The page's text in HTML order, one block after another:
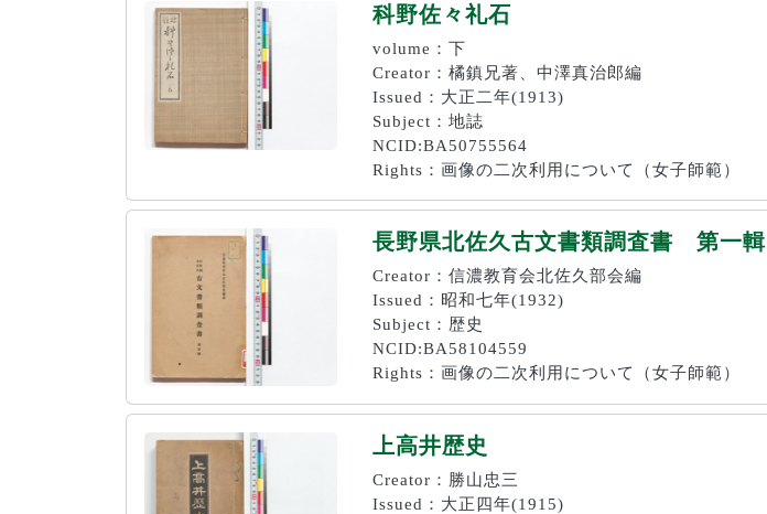
科野佐々礼石
volume：下
Creator：橘鎮兄著、中澤真治郎編
Issued：大正二年(1913)
Subject：地誌
NCID:BA50755564
Rights：画像の二次利用について（女子師範）
長野県北佐久古文書類調査書 第一輯
Creator：信濃教育会北佐久部会編
Issued：昭和七年(1932)
Subject：歴史
NCID:BA58104559
Rights：画像の二次利用について（女子師範）
上高井歴史
Creator：勝山忠三
Issued：大正四年(1915)